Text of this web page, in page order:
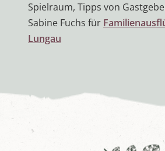
Spielraum, Tipps von
Sabine Fuchs für
Lungau